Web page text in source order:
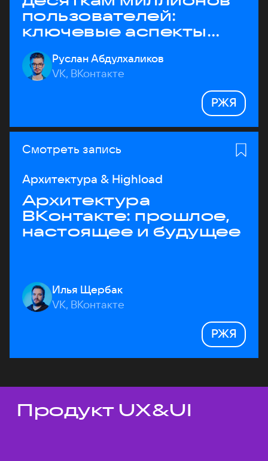
пользователей:
ключевые аспекты
архитектуры
Руслан Абдулхаликов
VK, ВКонтакте
РЖЯ
Смотреть запись
Архитектура & Highload
Архитектура
ВКонтакте: прошлое,
настоящее и будущее
Илья Щербак
VK, ВКонтакте
РЖЯ
Темы докладов
Продукт UX&UI